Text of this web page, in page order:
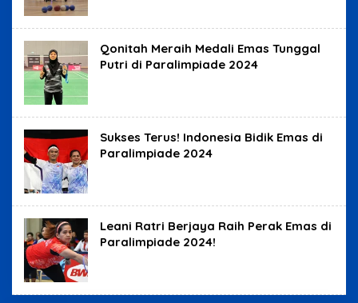
Qonitah Meraih Medali Emas Tunggal
Putri di Paralimpiade 2024
Sukses Terus! Indonesia Bidik Emas di
Paralimpiade 2024
Leani Ratri Berjaya Raih Perak Emas di
Paralimpiade 2024!